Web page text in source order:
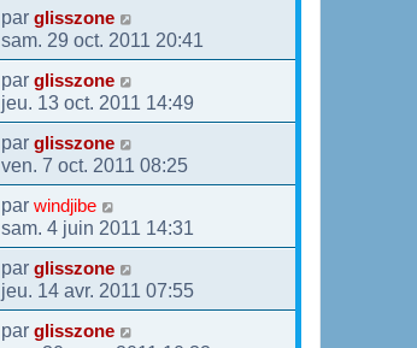
par glisszone
sam. 29 oct. 2011 20:41
par glisszone
jeu. 13 oct. 2011 14:49
par glisszone
ven. 7 oct. 2011 08:25
par windjibe
sam. 4 juin 2011 14:31
par glisszone
jeu. 14 avr. 2011 07:55
par glisszone